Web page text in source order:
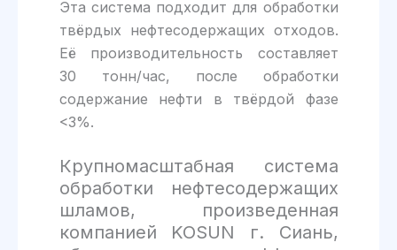
Эта система подходит для обработки
твёрдых нефтесодержащих отходов.
Её производительность составляет
30 тонн/час, после обработки
содержание нефти в твёрдой фазе
<3%.
Крупномасштабная система
обработки нефтесодержащих
шламов, произведенная
компанией KOSUN г. Сиань,